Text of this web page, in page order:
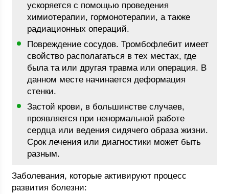
ускоряется с помощью проведения
химиотерапии, гормонотерапии, а также
радиационных операций.
Повреждение сосудов. Тромбофлебит имеет
свойство располагаться в тех местах, где
была та или другая травма или операция. В
данном месте начинается деформация
стенки.
Застой крови, в большинстве случаев,
проявляется при ненормальной работе
сердца или ведения сидячего образа жизни.
Срок лечения или диагностики может быть
разным.
Заболевания, которые активируют процесс
развития болезни: